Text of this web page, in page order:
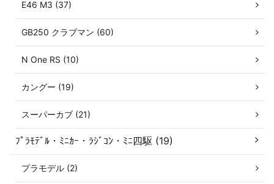
E46 M3 (37)
GB250 クラブマン (60)
N One RS (10)
カングー (19)
スーパーカブ (21)
ﾌﾟﾗﾓﾃﾞﾙ・ﾐﾆｶｰ・ﾗｼﾞｺﾝ・ﾐﾆ四駆 (19)
プラモデル (2)